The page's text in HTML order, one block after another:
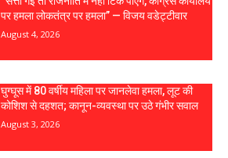
पर हमला लोकतंत्र पर हमला” — विजय वडेट्टीवार
August 4, 2026
घुग्घूस में 80 वर्षीय महिला पर जानलेवा हमला, लूट की
कोशिश से दहशत; कानून-व्यवस्था पर उठे गंभीर सवाल
August 3, 2026